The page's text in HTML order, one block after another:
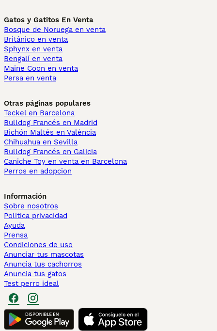
Gatos y Gatitos En Venta
Bosque de Noruega en venta
Británico en venta
Sphynx en venta
Bengalí en venta
Maine Coon en venta
Persa en venta
Otras páginas populares
Teckel en Barcelona
Bulldog Francés en Madrid
Bichón Maltés en València
Chihuahua en Sevilla
Bulldog Francés en Galicia
Caniche Toy en venta en Barcelona
Perros en adopcion
Información
Sobre nosotros
Politica privacidad
Ayuda
Prensa
Condiciones de uso
Anunciar tus mascotas
Anuncia tus cachorros
Anuncia tus gatos
Test perro ideal